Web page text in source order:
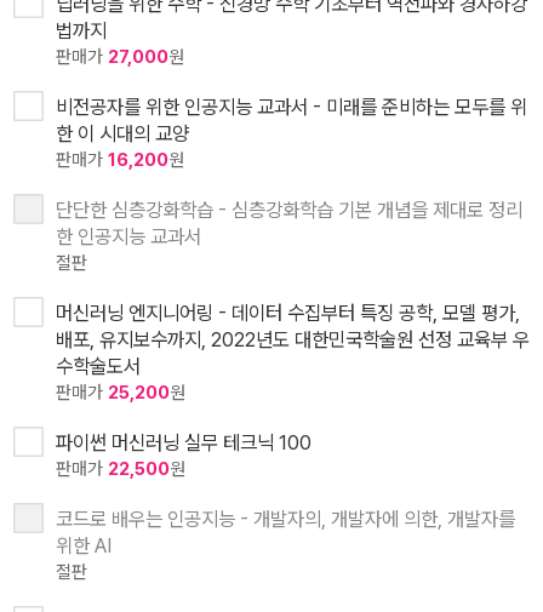
법까지
판매가 27,000원
비전공자를 위한 인공지능 교과서 - 미래를 준비하는 모두를 위
한 이 시대의 교양
판매가 16,200원
단단한 심층강화학습 - 심층강화학습 기본 개념을 제대로 정리
한 인공지능 교과서
절판
머신러닝 엔지니어링 - 데이터 수집부터 특징 공학, 모델 평가,
배포, 유지보수까지, 2022년도 대한민국학술원 선정 교육부 우
수학술도서
판매가 25,200원
파이썬 머신러닝 실무 테크닉 100
판매가 22,500원
코드로 배우는 인공지능 - 개발자의, 개발자에 의한, 개발자를
위한 AI
절판